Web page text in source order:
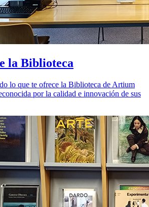
la Biblioteca
lo que te ofrece la Biblioteca de Artium
por la calidad e innovación de sus